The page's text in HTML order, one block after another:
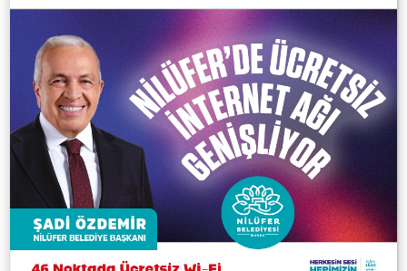
Plaza 16 Kongre ve Etkinlik Merkezi’ni yap-işlet-
devret modeliyle Bursa’ya kazandıran Pamukçular
Grup Genel Müdürü Mustafa Altın ise vatandaş
memnuniyetine dayanan bir hizmet politikası
uyguladıklarını, nikahlarda evli çiftlere ve konuklarına
kendilerini özel hissettirecek farklılıklar sunduklarını
belirtti.
Galeri